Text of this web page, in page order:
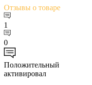
Отзывы о товаре
1
0
Положительный
активировал